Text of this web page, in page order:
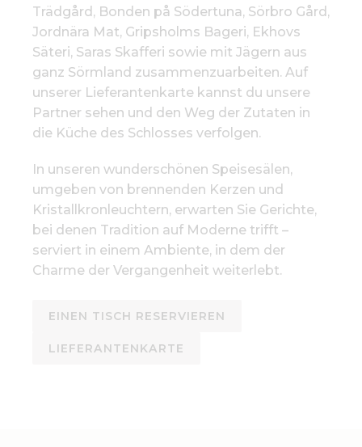
Trädgård, Bonden på Södertuna, Sörbro Gård,
Jordnära Mat, Gripsholms Bageri, Ekhovs
Säteri, Saras Skafferi sowie mit Jägern aus
ganz Sörmland zusammenzuarbeiten. Auf
unserer Lieferantenkarte kannst du unsere
Partner sehen und den Weg der Zutaten in
die Küche des Schlosses verfolgen.
In unseren wunderschönen Speisesälen,
umgeben von brennenden Kerzen und
Kristallkronleuchtern, erwarten Sie Gerichte,
bei denen Tradition auf Moderne trifft –
serviert in einem Ambiente, in dem der
Charme der Vergangenheit weiterlebt.
EINEN TISCH RESERVIEREN
LIEFERANTENKARTE